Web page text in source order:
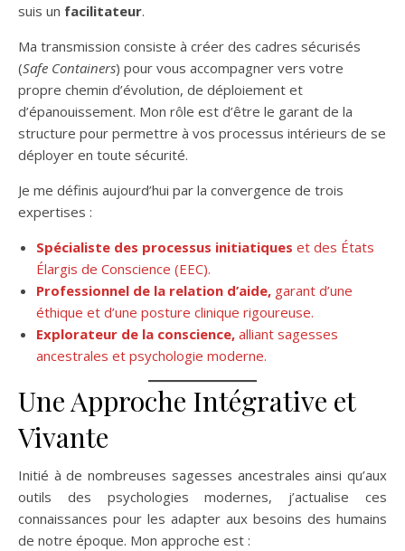
suis un facilitateur.
Ma transmission consiste à créer des cadres sécurisés
(Safe Containers) pour vous accompagner vers votre
propre chemin d’évolution, de déploiement et
d’épanouissement. Mon rôle est d’être le garant de la
structure pour permettre à vos processus intérieurs de se
déployer en toute sécurité.
Je me définis aujourd’hui par la convergence de trois
expertises :
Spécialiste des processus initiatiques et des États
Élargis de Conscience (EEC).
Professionnel de la relation d’aide, garant d’une
éthique et d’une posture clinique rigoureuse.
Explorateur de la conscience, alliant sagesses
ancestrales et psychologie moderne.
Une Approche Intégrative et
Vivante
Initié à de nombreuses sagesses ancestrales ainsi qu’aux
outils des psychologies modernes, j’actualise ces
connaissances pour les adapter aux besoins des humains
de notre époque. Mon approche est :